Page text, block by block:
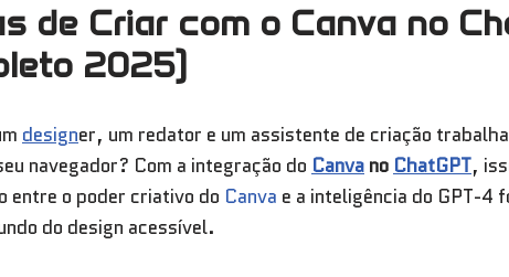
de Criar com o Canva no
2025)
designer, um redator e um assistente de criação
navegador? Com a integração do Canva no ChatGPT,
entre o poder criativo do Canva e a inteligência do GPT-4
do design acessível.